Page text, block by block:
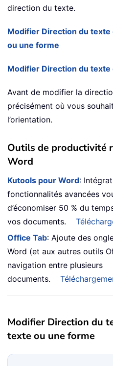
direction du texte.
Modifier Direction du texte
ou une forme
Modifier Direction du texte
Avant de modifier la
précisément où vous
l’orientation.
Outils de productivité
Word
Kutools pour Word:
fonctionnalités avancées
d’économiser 50 % du
vos documents.
Office Tab: Ajoute des
Word (et aux autres outils
navigation entre plusieurs
documents.
Modifier Direction du
texte ou une forme